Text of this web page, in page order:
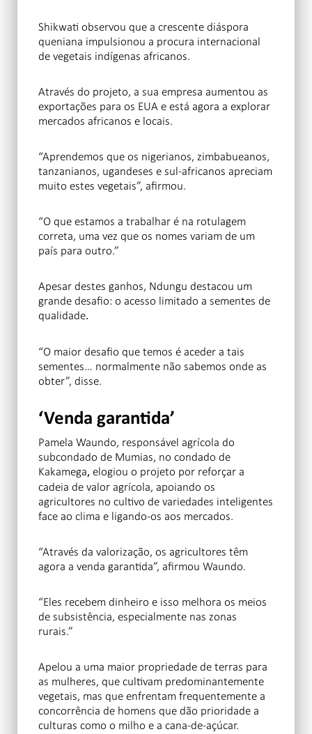
Shikwati observou que a crescente diáspora
queniana impulsionou a procura internacional
de vegetais indígenas africanos.
Através do projeto, a sua empresa aumentou as
exportações para os EUA e está agora a explorar
mercados africanos e locais.
“Aprendemos que os nigerianos, zimbabueanos,
tanzanianos, ugandeses e sul-africanos apreciam
muito estes vegetais”, afirmou.
“O que estamos a trabalhar é na rotulagem
correta, uma vez que os nomes variam de um
país para outro.”
Apesar destes ganhos, Ndungu destacou um
grande desafio: o acesso limitado a sementes de
qualidade.
“O maior desafio que temos é aceder a tais
sementes… normalmente não sabemos onde as
obter”, disse.
‘Venda garantida’
Pamela Waundo, responsável agrícola do
subcondado de Mumias, no condado de
Kakamega, elogiou o projeto por reforçar a
cadeia de valor agrícola, apoiando os
agricultores no cultivo de variedades inteligentes
face ao clima e ligando-os aos mercados.
“Através da valorização, os agricultores têm
agora a venda garantida”, afirmou Waundo.
“Eles recebem dinheiro e isso melhora os meios
de subsistência, especialmente nas zonas
rurais.”
Apelou a uma maior propriedade de terras para
as mulheres, que cultivam predominantemente
vegetais, mas que enfrentam frequentemente a
concorrência de homens que dão prioridade a
culturas como o milho e a cana-de-açúcar.